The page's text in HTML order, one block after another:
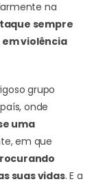
na
sempre
violência
grupo
onde
uma
em que
suas vidas. E a